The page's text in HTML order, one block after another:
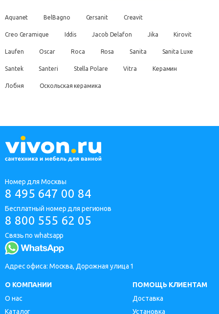
Aquanet BelBagno Cersanit Creavit
Creo Ceramique Iddis Jacob Delafon Jika Kirovit
Laufen Oscar Roca Rosa Sanita Sanita Luxe
Santek Santeri Stella Polare Vitra Керамин
Лобня Оскольская керамика
Номер для Москвы
8 495 647 00 84
Бесплатный номер для регионов
8 800 555 62 05
Связь по whatsapp
Адрес офиса: Москва, Дорожная улица 1
О КОМПАНИИ
О нас
Каталог
ПОМОЩЬ КЛИЕНТАМ
Доставка
Установка